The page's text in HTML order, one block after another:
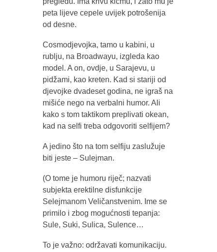
peta lijeve cepele uvijek potrošenija
od desne.
Cosmodjevojka, tamo u kabini, u
rublju, na Broadwayu, izgleda kao
model. A on, ovdje, u Sarajevu, u
pidžami, kao kreten. Kad si stariji od
djevojke dvadeset godina, ne igraš na
mišiće nego na verbalni humor. Ali
kako s tom taktikom preplivati okean,
kad na selfi treba odgovoriti selfijem?
A jedino što na tom selfiju zaslužuje
biti jeste – Sulejman.
(O tome je humoru riječ; nazvati
subjekta erektilne disfunkcije
Selejmanom Veličanstvenim. Ime se
primilo i zbog mogućnosti tepanja:
Sule, Suki, Sulica, Sulence…
To je važno: održavati komunikaciju.